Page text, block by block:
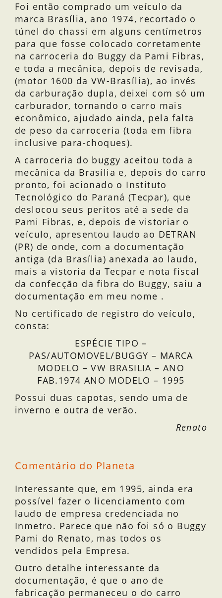
Foi então comprado um veículo da
marca Brasília, ano 1974, recortado o
túnel do chassi em alguns centímetros
para que fosse colocado corretamente
na carroceria do Buggy da Pami Fibras,
e toda a mecânica, depois de revisada,
(motor 1600 da VW-Brasília), ao invés
da carburação dupla, deixei com só um
carburador, tornando o carro mais
econômico, ajudado ainda, pela falta
de peso da carroceria (toda em fibra
inclusive para-choques).
A carroceria do buggy aceitou toda a
mecânica da Brasília e, depois do carro
pronto, foi acionado o Instituto
Tecnológico do Paraná (Tecpar), que
deslocou seus peritos até a sede da
Pami Fibras, e, depois de vistoriar o
veículo, apresentou laudo ao DETRAN
(PR) de onde, com a documentação
antiga (da Brasília) anexada ao laudo,
mais a vistoria da Tecpar e nota fiscal
da confecção da fibra do Buggy, saiu a
documentação em meu nome .
No certificado de registro do veículo,
consta:
ESPÉCIE TIPO –
PAS/AUTOMOVEL/BUGGY – MARCA
MODELO – VW BRASILIA – ANO
FAB.1974 ANO MODELO – 1995
Possui duas capotas, sendo uma de
inverno e outra de verão.
Renato
Comentário do Planeta
Interessante que, em 1995, ainda era
possível fazer o licenciamento com
laudo de empresa credenciada no
Inmetro. Parece que não foi só o Buggy
Pami do Renato, mas todos os
vendidos pela Empresa.
Outro detalhe interessante da
documentação, é que o ano de
fabricação permaneceu o do carro